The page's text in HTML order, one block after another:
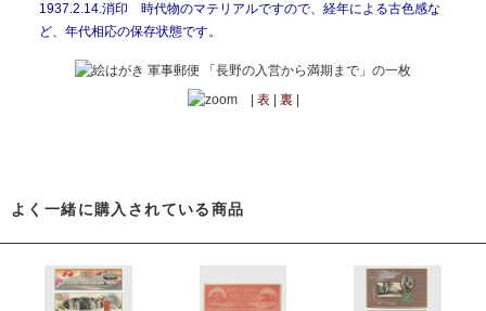
1937.2.14.消印 時代物のマテリアルですので、経年による古色感な
ど、年代相応の保存状態です。
| 表| 裏|
よく一緒に購入されている商品